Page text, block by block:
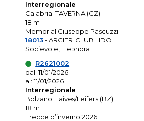
Interregionale
Calabria: TAVERNA (CZ)
18 m
Memorial Giuseppe Pascuzzi
18013- ARCIERI CLUB LIDO
Socievole, Eleonora
R2621002
dal: 11/01/2026
al: 11/01/2026
Interregionale
Bolzano: Laives/Leifers (BZ)
18 m
Frecce d’inverno 2026